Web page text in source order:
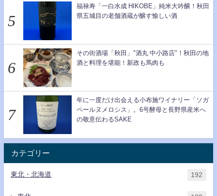
福禄寿「一白水成 HIKOBE」純米大吟醸！秋田
県五城目の老舗酒蔵が醸す愉しい酒
その街酒場「秋田」"酒丸 中小路店"！秋田の地
酒と料理を堪能！新政も馬肉も
年に一度だけ出会える小布施ワイナリー「ソガ
ペールヌメロシス」。6号酵母と長野県産米へ
の敬意伝わるSAKE
カテゴリー
東北・北海道 192